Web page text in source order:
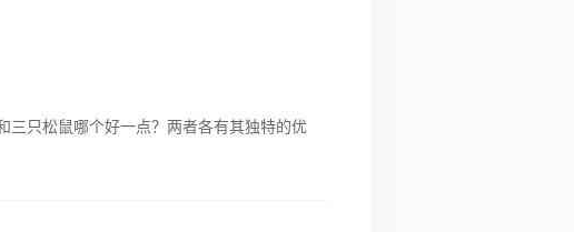
三只松鼠哪个好一点？两者各有其独特的优